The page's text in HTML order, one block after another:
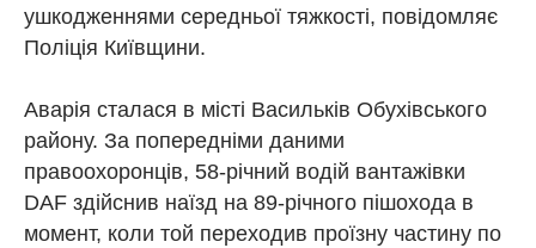
ушкодженнями середньої тяжкості, повідомляє
Поліція Київщини.
Аварія сталася в місті Васильків Обухівського
району. За попередніми даними
правоохоронців, 58-річний водій вантажівки
DAF здійснив наїзд на 89-річного пішохода в
момент, коли той переходив проїзну частину по